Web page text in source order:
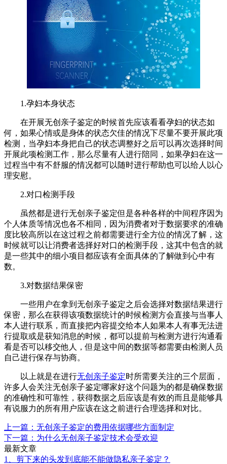
1.孕妇本身状态
在开展无创亲子鉴定的时候首先应该看看孕妇的状态如
何，如果心情或是身体的状态欠佳的情况下尽量不要开展此项
检测，当孕妇本身把自己的状态调整好之后可以再次选择时间
开展此项检测工作，那么尽量有人进行陪同，如果孕妇在这一
过程当中有不舒服的情况都可以随时进行帮助也可以给人以心
理安慰。
2.对口检测手段
虽然都是进行无创亲子鉴定但是各种各样的中间程序因为
个人体质等情况也各不相同，因为消费者对于数据要求的准确
度比较高所以在这过程之前都需要进行全方位的情况了解，这
时候就可以让消费者选择好对口的检测手段，这其中包含的就
是一些其中的细小项目都应该有全面具体的了解做到心中有
数。
3.对数据结果保密
一些用户在拿到无创亲子鉴定之后会选择对数据结果进行
保密，那么在获得该项数据统计的时候检测方会直接与当事人
本人进行联系，而直接把内容提交给本人如果本人有事无法进
行提取或是获知消息的时候，都可以提前与检测方进行沟通看
看是否可以移交他人，但是这中间的数据等都需要由检测人员
自己进行保存与协商。
以上就是在进行无创亲子鉴定时所需要关注的三个层面，
许多人会关注无创亲子鉴定哪家好这个问题为的都是确保数据
的准确性和可靠性，获得数据之后应该是有效的而且是能够具
有说服力的所有用户应该在这之前进行合理选择和对比。
上一篇：无创亲子鉴定的费用依据哪些方面制定
下一篇：为什么无创亲子鉴定‍技术会受欢迎
最新文章
1、剪下来的头发到底能不能做隐私亲子鉴定？